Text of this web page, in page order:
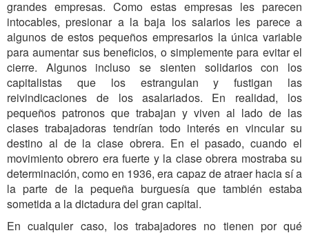
grandes empresas. Como estas empresas les parecen
intocables, presionar a la baja los salarios les parece a
algunos de estos pequeños empresarios la única variable
para aumentar sus beneficios, o simplemente para evitar el
cierre. Algunos incluso se sienten solidarios con los
capitalistas que los estrangulan y fustigan las
reivindicaciones de los asalariados. En realidad, los
pequeños patronos que trabajan y viven al lado de las
clases trabajadoras tendrían todo interés en vincular su
destino al de la clase obrera. En el pasado, cuando el
movimiento obrero era fuerte y la clase obrera mostraba su
determinación, como en 1936, era capaz de atraer hacia sí a
la parte de la pequeña burguesía que también estaba
sometida a la dictadura del gran capital.
En cualquier caso, los trabajadores no tienen por qué